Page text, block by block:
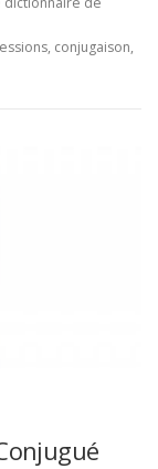
conjugaison,